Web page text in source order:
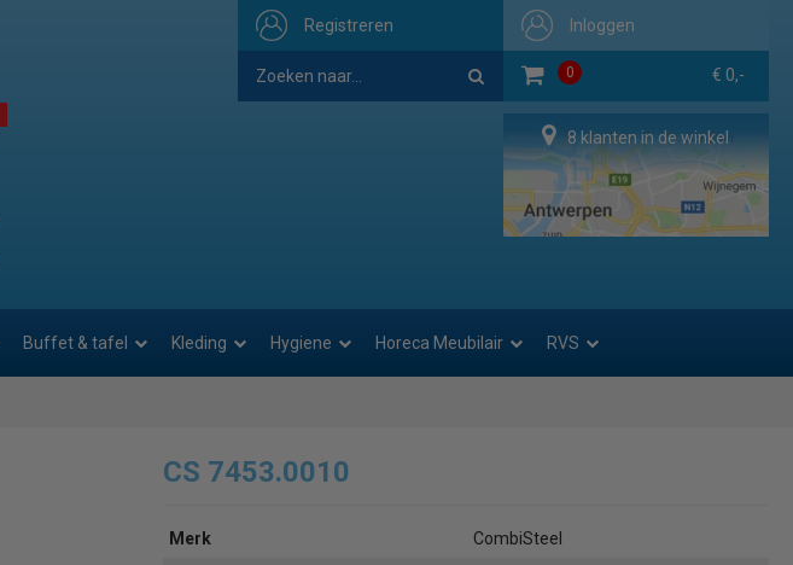
Inloggen
0 € 0,-
Registreren
8 klanten in de winkel
Buffet & tafel Kleding Hygiene Horeca Meubilair RVS
CS 7453.0010
Merk
CombiSteel